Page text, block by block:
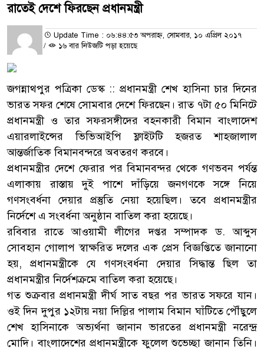
রাতেই দেশে ফিরছেন প্রধানমন্ত্রী
Update Time : ০৬:৪৪:৫৩ অপরাহ্ন, সোমবার, ১০ এপ্রিল ২০১৭
/
১৬ বার নিউজটি পড়া হয়েছে
জগন্নাথপুর পত্রিকা ডেস্ক :: প্রধানমন্ত্রী শেখ হাসিনা চার দিনের
ভারত সফর শেষে সোমবার দেশে ফিরছেন। রাত ৭টা ৫০ মিনিটে
প্রধানমন্ত্রী ও তার সফরসঙ্গীদের বহনকারী বিমান বাংলাদেশ
এয়ারলাইন্সের ভিভিআইপি ফ্লাইটটি হজরত শাহজালাল
আন্তর্জাতিক বিমানবন্দরে অবতরণ করবে।
প্রধানমন্ত্রীর দেশে ফেরার পর বিমানবন্দর থেকে গণভবন পর্যন্ত
এলাকায় রাস্তায় দুই পাশে দাঁড়িয়ে জনগণকে সঙ্গে নিয়ে
গণসংবর্ধনা দেয়ার প্রস্তুতি নেয়া হয়েছিল। তবে প্রধানমন্ত্রীর
নির্দেশে এ সংবর্ধনা অনুষ্ঠান বাতিল করা হয়েছে।
রবিবার রাতে আওয়ামী লীগের দপ্তর সম্পাদক ড. আব্দুস
সোবহান গোলাপ স্বাক্ষরিত দলের এক প্রেস বিজ্ঞপ্তিতে জানানো
হয়, প্রধানমন্ত্রীকে যে গণসংবর্ধনা দেয়ার সিদ্ধান্ত ছিল তা
প্রধানমন্ত্রীর নির্দেশক্রমে বাতিল করা হয়েছে।
গত শুক্রবার প্রধানমন্ত্রী দীর্ঘ সাত বছর পর ভারত সফরে যান।
ওই দিন দুপুর ১২টায় নয়া দিল্লির পালাম বিমান ঘাঁটিতে পৌঁছুলে
শেখ হাসিনাকে অভ্যর্থনা জানান ভারতের প্রধানমন্ত্রী নরেন্দ্র
মোদি। বাংলাদেশের প্রধানমন্ত্রীকে ফুলেল শুভেচ্ছা জানান তিনি।